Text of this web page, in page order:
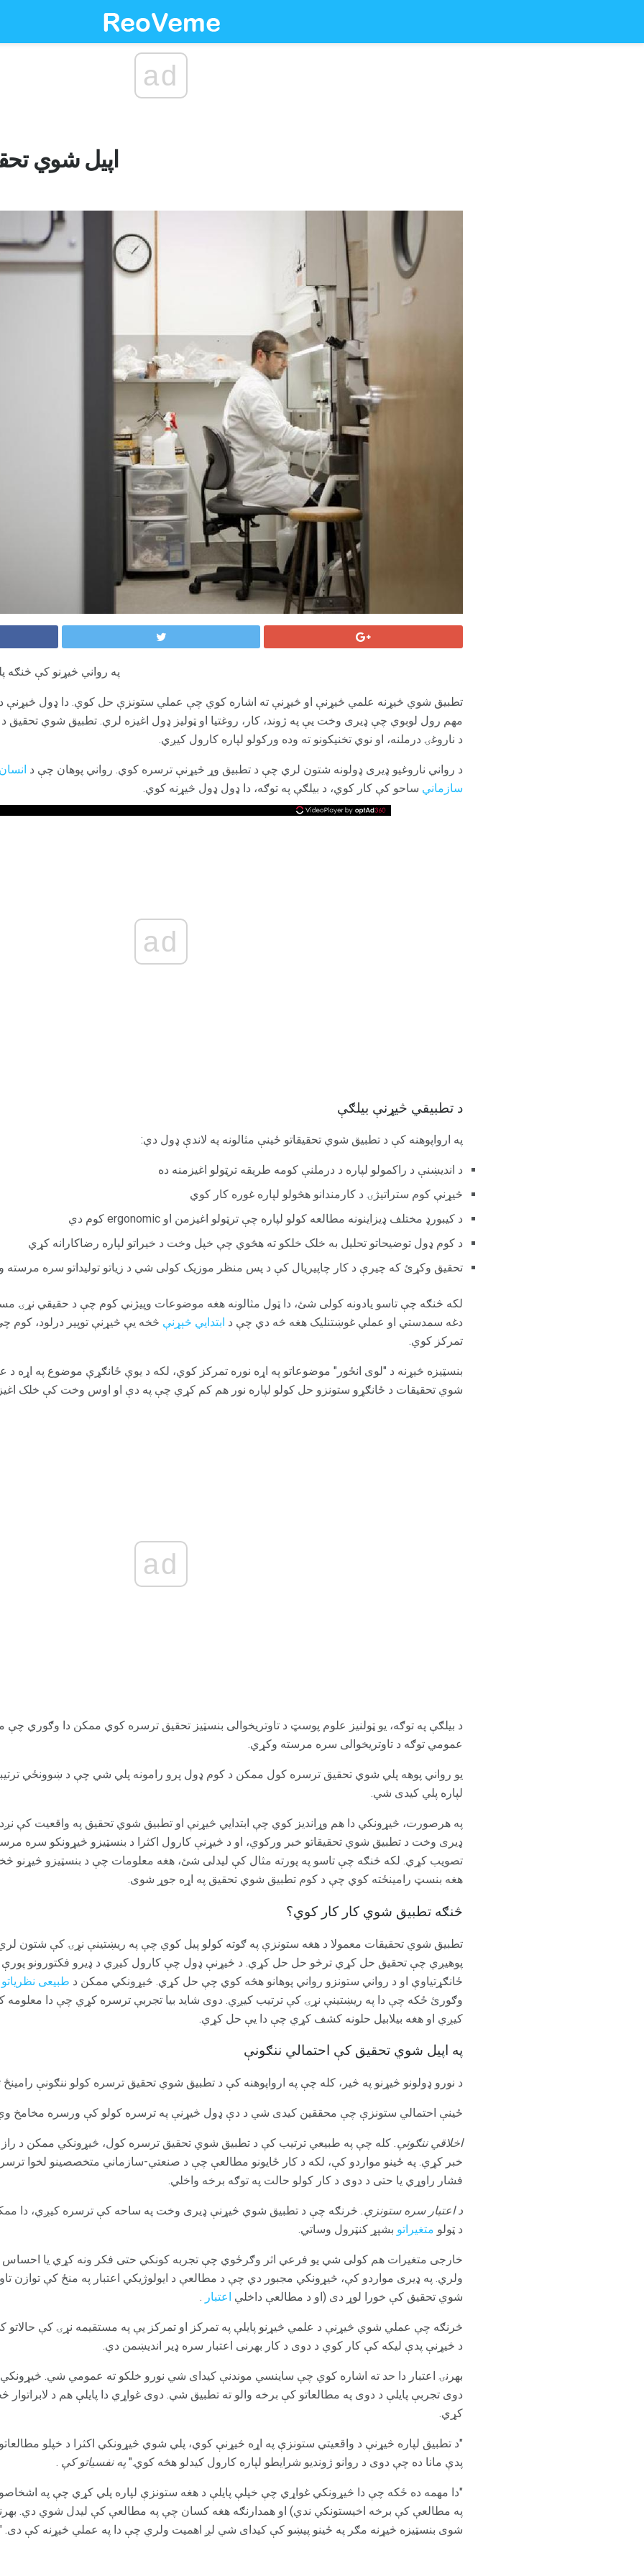
ad
اپیل شوي
په رواني څیړنو کې
تطبیق شوي څیړنه علمي څیړنې او څیړنې ته اشاره کوي چې عملي ستونزې حل کوي. دا ډول څیړنې د
مهم رول لوبوي چې ډیری وخت یې په ژوند، کار، روغتیا او ټولیز ډول اغیزه لري. تطبیق شوي تحقیق د
د ناروغۍ درملنه، او نوي تخنیکونو ته وده ورکولو لپاره کارول کیږي.
د رواني ناروغیو ډیری ډولونه شتون لري چې د تطبیق وړ څیړنې ترسره کوي. رواني پوهان چې د
سازماني ساحو کې کار کوي، د بیلګې په توګه، دا ډول ډول څیړنه کوي.
ad
د تطبیقي څیړنې بیلګې
په ارواپوهنه کې د تطبیق شوي تحقیقاتو ځینې مثالونه په لاندې ډول دي:
د اندیښنې د راکمولو لپاره د درملنې کومه طریقه ترټولو اغیزمنه ده
څیړنې کوم ستراتیژۍ د کارمندانو هڅولو لپاره غوره کار کوي
د کیبورډ مختلف ډیزاینونه مطالعه کولو لپاره چې ترټولو اغیزمن او ergonomic کوم دي
د کوم ډول توضیحاتو تحلیل به خلک خلکو ته هڅوي چې خپل وخت د خیراتو لپاره رضاکارانه کړي
تحقیق وکړئ که چیرې د کار چاپیریال کې د پس منظر موزیک کولی شي د زیاتو تولیداتو سره مرسته
لکه څنګه چې تاسو یادونه کولی شئ، دا ټول مثالونه هغه موضوعات وپیژني کوم چې د حقیقي نړۍ
دغه سمدستي او عملي غوښتنلیک هغه څه دي چې د ابتدايي څېړنې څخه یې څیړنې توپیر درلود، کوم
تمرکز کوي.
بنسټیزه څیړنه د "لوی انځور" موضوعاتو په اړه نوره تمرکز کوي، لکه د یوې ځانګړې موضوع په اړه د
شوي تحقیقات د ځانګړو ستونزو حل کولو لپاره نور هم کم کړي چې په دې او اوس وخت کې خلک
ad
د بیلګې په توګه، یو ټولنیز علوم پوسټ د تاوتریخوالی بنسټیز تحقیق ترسره کوي ممکن دا وګوري
عمومي توګه د تاوتریخوالی سره مرسته وکړي.
یو رواني پوهه پلي شوي تحقیق ترسره کول ممکن د کوم ډول پرو رامونه پلي شي چې د ښوونځي
لپاره پلي کیدی شي.
په هرصورت، څیړونکي دا هم وړاندیز کوي چې ابتدايي څیړنې او تطبیق شوي تحقیق په واقعیت کې
ډیری وخت د تطبیق شوي تحقیقاتو خبر ورکوي، او د څیړنې کارول اکثرا د بنسټیزو څیړونکو سره
تصویب کړي. لکه څنګه چې تاسو په پورته مثال کې لیدلی شئ، هغه معلومات چې د بنسټیزو څیړنو
هغه بنسټ رامینځته کوي چې د کوم تطبیق شوي تحقیق په اړه جوړ شوی.
څنګه تطبیق شوي کار کار کوي؟
تطبیق شوي تحقیقات معمولا د هغه ستونزې په ګوته کولو پیل کوي چې په ریښتینې نړۍ کې شتون
پوهیږي چې تحقیق حل کړي ترڅو حل حل کړي. د څیړنې ډول چې کارول کیږي د ډیرو فکتورونو
ځانګړتیاوې او د رواني ستونزو رواني پوهانو هڅه کوي چې حل کړي. څیړونکي ممکن د طبیعی نظریاتو
وګورئ ځکه چې دا په ریښتینې نړۍ کې ترتیب کیږي. دوی شاید بیا تجربې ترسره کړي چې دا معلومه
کیږي او هغه بیلابیل حلونه کشف کړي چې دا یې حل کړي.
په اپیل شوي تحقیق کې احتمالي ننګونې
د نورو ډولونو څیړنو په څیر، کله چې په ارواپوهنه کې د تطبیق شوي تحقیق ترسره کولو ننګونې
ځینې ​​احتمالي ستونزې چې محققین کیدی شي د دې ډول څیړنې په ترسره کولو کې ورسره مخامخ
اخلاقي ننګونې. کله چې په طبیعي ترتیب کې د تطبیق شوي تحقیق ترسره کول، څیړونکي ممکن د راز
خبر کړي. په ځینو مواردو کې، لکه د کار ځایونو مطالعې چې د صنعتي-سازماني متخصصینو لخوا
فشار راوړي یا حتی د دوی د کار کولو حالت په توګه برخه واخلي.
د اعتبار سره ستونزې. څرنګه چې د تطبیق شوي څیړنې ډیری وخت په ساحه کې ترسره کیږي، دا
د ټولو متغیراتو بشپړ کنټرول وساتي.
خارجی متغیرات هم کولی شي یو فرعي اثر وګرځوي چې تجربه کونکي حتی فکر ونه کړي یا احساس
ولري. په ډیری مواردو کې، څیړونکي مجبور دي چې د مطالعې د ایولوژیکي اعتبار په منځ کې توازن
شوي تحقیق کې خورا لوړ دی (او د مطالعې داخلي اعتبار .
څرنګه چې عملي شوي څیړنې د علمي څیړنو پایلې په تمرکز او تمرکز یې په مستقیمه نړۍ کې
د څیړنې پدې لیکه کې کار کوي د دوی د کار بهرنی اعتبار سره ډیر اندیښمن دي.
بهرنۍ اعتبار دا حد ته اشاره کوي چې ساینسي موندنې کیدای شي نورو خلکو ته عمومي شي.
دوی تجربې پایلې د دوی په مطالعاتو کې برخه والو ته تطبیق شي. دوی غواړي دا پایلې هم د لابراتوار
کړي.
"د تطبیق لپاره څیړنې د واقعیتي ستونزې په اړه څیړنې کوي، پلي شوي څیړونکي اکثرا د خپلو
پدې مانا ده چې دوی د روانو ژوندیو شرایطو لپاره کارول کیدلو هڅه کوي." په نفسیاتو کې .
"دا مهمه ده ځکه چې دا څیړونکي غواړي چې خپلې پایلې د هغه ستونزې لپاره پلي کړي چې په
په مطالعې کې برخه اخیستونکي ندي) او همدارنګه هغه کسان چې په مطالعې کې لیدل شوي دي.
شوی بنسټیزه څیړنه مګر په ځینو پیښو کې کیدای شي لږ اهمیت ولري چې دا په عملي څیړنه کې دی.